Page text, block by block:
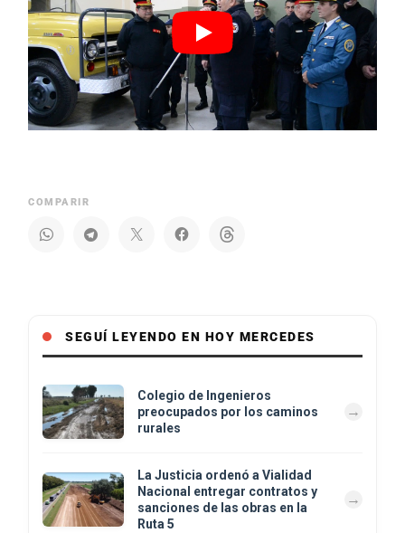
COMPARIR
SEGUÍ LEYENDO EN HOY MERCEDES
Colegio de Ingenieros
preocupados por los caminos
rurales
La Justicia ordenó a Vialidad
Nacional entregar contratos y
sanciones de las obras en la
Ruta 5